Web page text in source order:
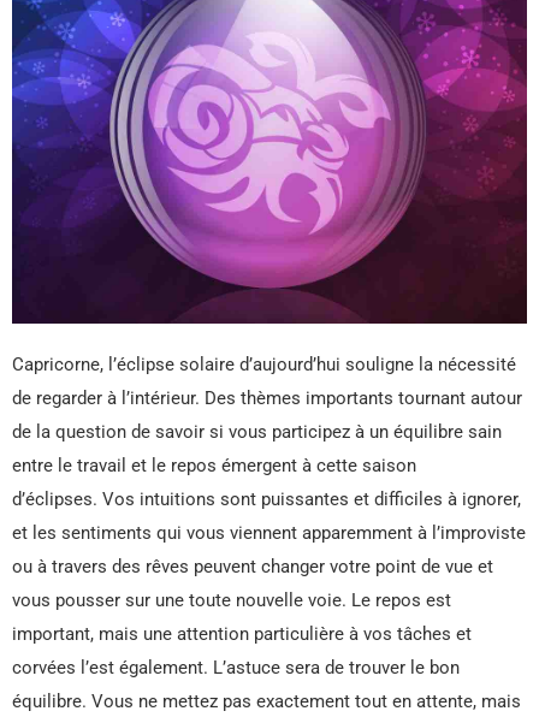
Capricorne, l’éclipse solaire d’aujourd’hui souligne la nécessité
de regarder à l’intérieur. Des thèmes importants tournant autour
de la question de savoir si vous participez à un équilibre sain
entre le travail et le repos émergent à cette saison
d’éclipses. Vos intuitions sont puissantes et difficiles à ignorer,
et les sentiments qui vous viennent apparemment à l’improviste
ou à travers des rêves peuvent changer votre point de vue et
vous pousser sur une toute nouvelle voie. Le repos est
important, mais une attention particulière à vos tâches et
corvées l’est également. L’astuce sera de trouver le bon
équilibre. Vous ne mettez pas exactement tout en attente, mais